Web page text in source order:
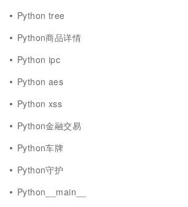
Python tree
Python商品详情
Python ipc
Python aes
Python xss
Python金融交易
Python车牌
Python守护
Python__main__